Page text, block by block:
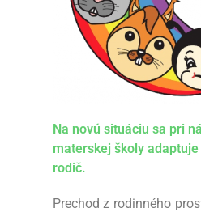
Na novú situáciu sa pri
materskej školy
rodič.
Prechod z rodinného